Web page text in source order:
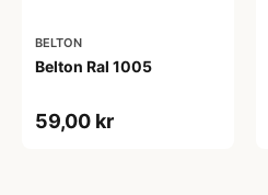
BELTON
Belton Ral 1005
59,00 kr